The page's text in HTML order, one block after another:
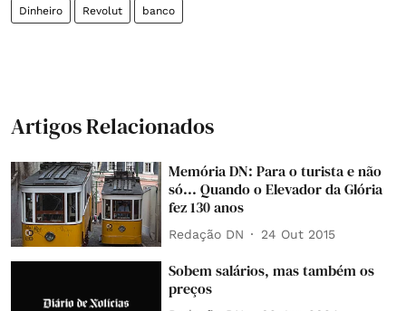
Dinheiro Revolut banco
Artigos Relacionados
Memória DN: Para o turista e não
só... Quando o Elevador da Glória
fez 130 anos
Redação DN 24 Out 2015
Sobem salários, mas também os
preços